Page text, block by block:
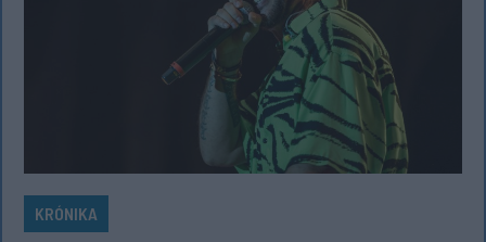
KRÓNIKA